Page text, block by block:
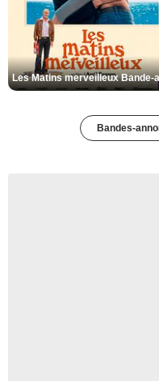
Bandes-